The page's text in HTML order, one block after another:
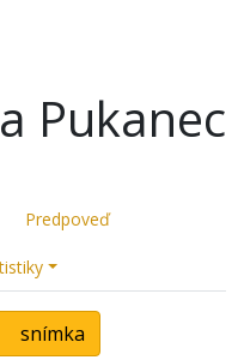
Pukanec
Predpoveď
snímka